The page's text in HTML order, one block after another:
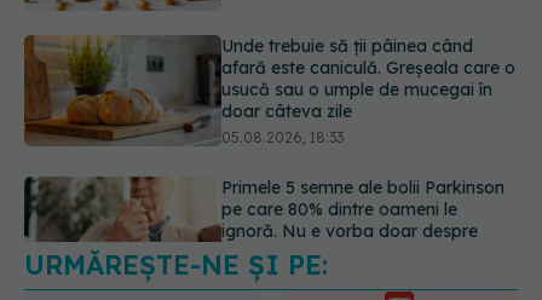
Primele 5 semne ale bolii Parkinson
pe care 80% dintre oameni le
ignoră. Nu e vorba doar despre
tremor
Gabriela Cristea, manifest pentru
respect și acceptare: Corpul
fiecăruia spune o poveste
05.08.2026, 21:23
URMĂREȘTE-NE ȘI PE:
URMĂRITORI
ABONAȚI